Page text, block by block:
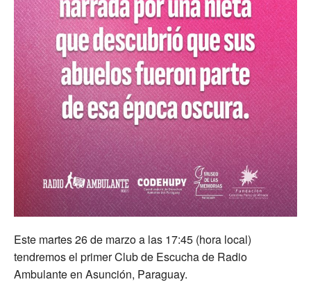
Este martes 26 de marzo a las 17:45 (hora local)
tendremos el primer Club de Escucha de Radio
Ambulante en Asunción, Paraguay.